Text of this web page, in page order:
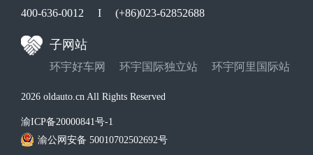
400-636-0012 I (+86)023-62852688
子网站
环宇好车网 环宇国际独立站 环宇阿里国际站
2026 oldauto.cn All Rights Reserved
渝ICP备20000841号-1
渝公网安备 50010702502692号